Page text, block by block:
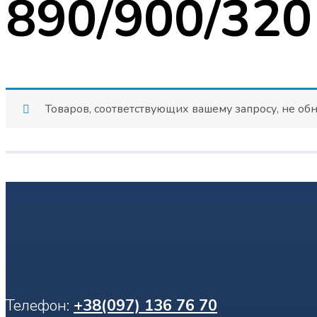
890/900/320
Товаров, соответствующих вашему запросу, не
Телефон: +38(097) 136 76 70